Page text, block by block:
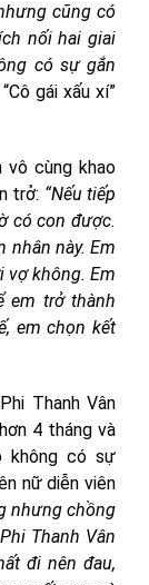
cũng có
nối hai giai
có sự gắn
gái xấu xí”
vô cùng khao
trở: “Nếu tiếp
có con được.
nhân này. Em
vợ không. Em
em trở thành
em chọn kết
Thanh Vân
4 tháng và
không có sự
nữ diễn viên
nhưng chồng
Thanh Vân
đi nên đau,